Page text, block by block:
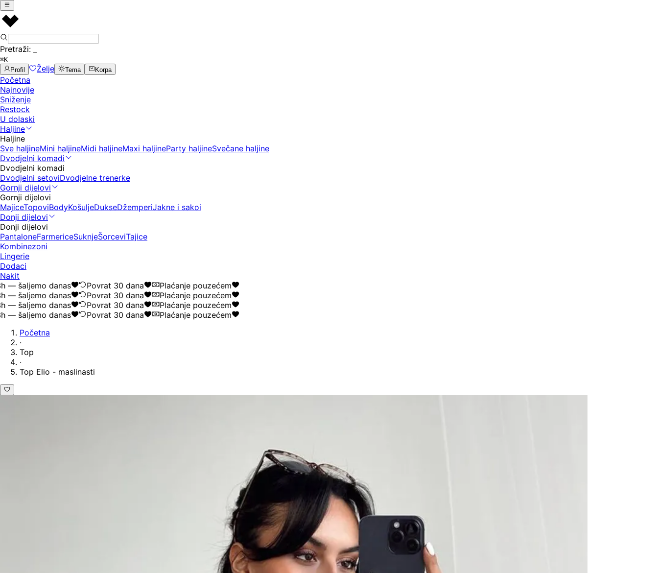
Pretraži:
⌘K
Profil
Želje Tema Korpa
Početna
Najnovije
Sniženje
Restock
U dolaski
Haljine
Haljine
Sve haljineMini haljineMidi haljineMaxi haljineParty haljineSvečane haljine
Dvodjelni komadi
Dvodjelni komadi
Dvodjelni setoviDvodjelne trenerke
Gornji dijelovi
Gornji dijelovi
MajiceTopoviBodyKošuljeDukseDžemperiJakne i sakoi
Donji dijelovi
Donji dijelovi
PantaloneFarmericeSuknjeŠorceviTajice
Kombinezoni
Lingerie
Dodaci
Nakit
šaljemo danas
Povrat 30 dana
Plaćanje pouzećem
šaljemo danas
Povrat 30 dana
Plaćanje pouzećem
šaljemo danas
Povrat 30 dana
Plaćanje pouzećem
šaljemo danas
Povrat 30 dana
Plaćanje pouzećem
Početna
·
Top
·
Top Elio - maslinasti